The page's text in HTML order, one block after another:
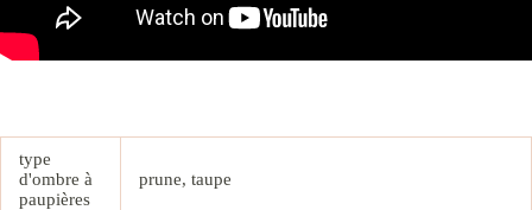
type
d'ombre à
paupières
prune, taupe